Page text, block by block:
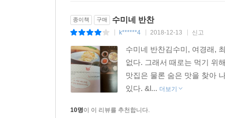
종이책 구매 수미네 반찬
k******4 2018-12-13 신고
수미네 반찬김수미, 여경래,
없다. 그래서 때로는 먹기 위
맛집은 물론 숨은 맛을 찾아
있다. &l... 더보기
10명이 이 리뷰를 추천합니다.